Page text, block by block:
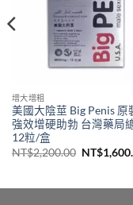
增大增粗
美國大陰莖 Big Penis 原
強效增硬助勃 台灣藥局
12粒/盒
NT$2,200.00 原
NT$